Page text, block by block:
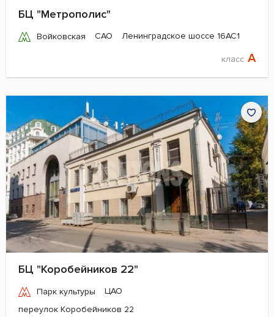
БЦ "Метрополис"
Войковская САО Ленинградское шоссе 16АС1
класс A
БЦ "Коробейников 22"
Парк культуры
ЦАО
переулок Коробейников 22